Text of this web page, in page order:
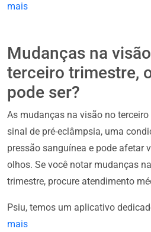
mais
Mudanças na
terceiro trimestre,
pode ser?
As mudanças na visão no
sinal de pré-eclâmpsia, uma
pressão sanguínea e pode afetar
olhos. Se você notar mudanças
trimestre, procure atendimento
Psiu, temos um aplicativo
mais